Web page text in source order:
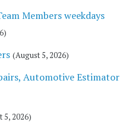
Members weekdays
(August 5, 2026)
Automotive Estimator
5, 2026)